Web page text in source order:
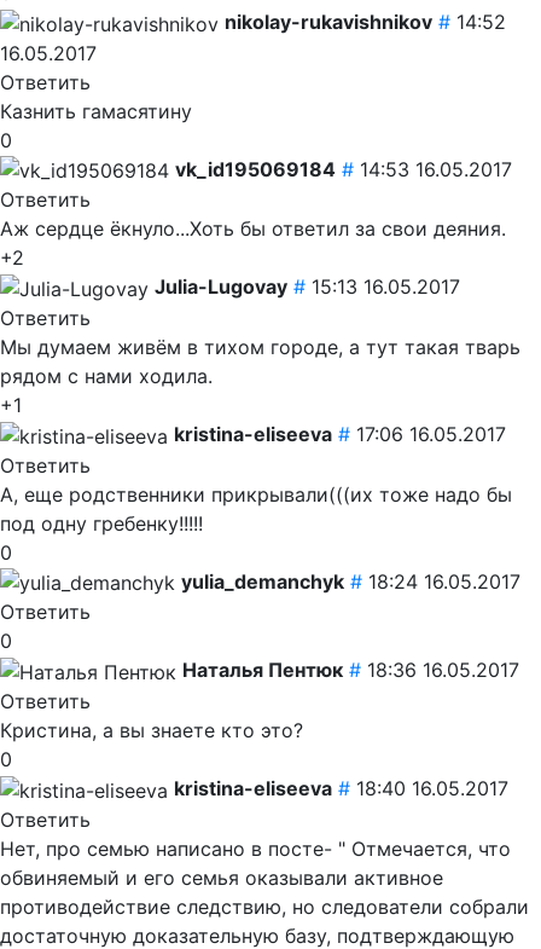
nikolay-rukavishnikov # 14:52
16.05.2017
Ответить
Казнить гамасятину
0
vk_id195069184 # 14:53 16.05.2017
Ответить
Аж сердце ёкнуло...Хоть бы ответил за свои деяния.
+2
Julia-Lugovay # 15:13 16.05.2017
Ответить
Мы думаем живём в тихом городе, а тут такая тварь
рядом с нами ходила.
+1
kristina-eliseeva # 17:06 16.05.2017
Ответить
А, еще родственники прикрывали(((их тоже надо бы
под одну гребенку!!!!!
0
yulia_demanchyk # 18:24 16.05.2017
Ответить
0
Наталья Пентюк # 18:36 16.05.2017
Ответить
Кристина, а вы знаете кто это?
0
kristina-eliseeva # 18:40 16.05.2017
Ответить
Нет, про семью написано в посте- " Отмечается, что
обвиняемый и его семья оказывали активное
противодействие следствию, но следователи собрали
достаточную доказательную базу, подтверждающую